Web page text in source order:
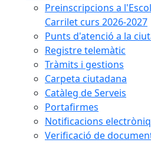
Preinscripcions a
Carrilet curs 2026-2027
Punts d'atenció a la
Registre telemàtic
Tràmits i gestions
Carpeta ciutadana
Catàleg de Serveis
Portafirmes
Notificacions
Verificació de